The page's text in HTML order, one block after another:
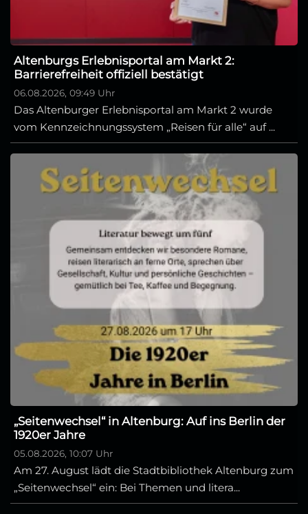
Altenburgs Erlebnisportal am Markt 2:
Barrierefreiheit offiziell bestätigt
06.08.2026, 09:49 Uhr
Das Altenburger Erlebnisportal am Markt 2 wurde
vom Kennzeichnungssystem „Reisen für alle“ auf ...
„Seitenwechsel“ in Altenburg: Auf ins Berlin der
1920er Jahre
05.08.2026, 10:07 Uhr
Am 27. August lädt die Stadtbibliothek Altenburg zum
„Seitenwechsel“ ein: Bei Themen und litera...